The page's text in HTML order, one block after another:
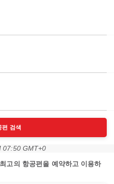
편 검색
07:50 GMT+0
고의 항공편을 예약하고 이용하